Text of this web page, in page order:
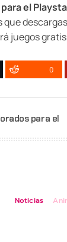
el
que
juegos
0
para el
Noticias